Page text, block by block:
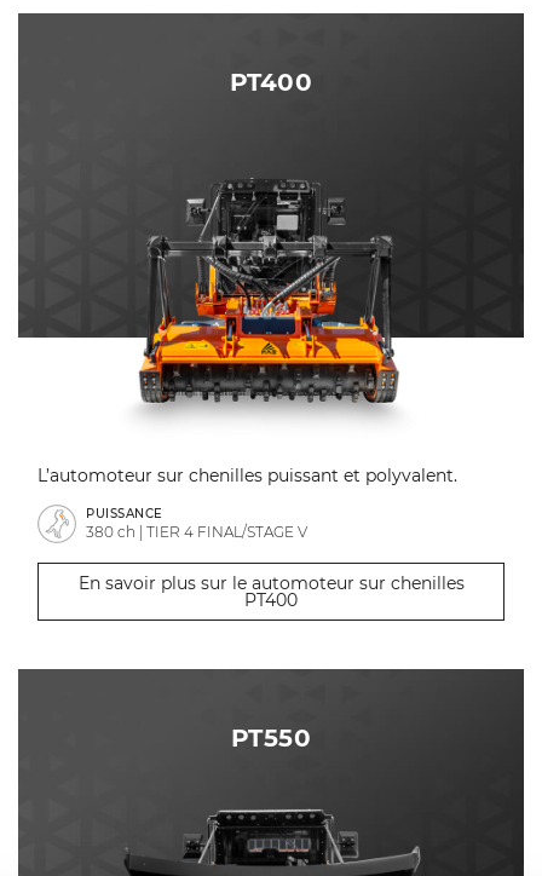
PT400
L’automoteur sur chenilles puissant et polyvalent.
PUISSANCE
380 ch | TIER 4 FINAL/STAGE V
En savoir plus sur le automoteur sur chenilles
PT400
PT550